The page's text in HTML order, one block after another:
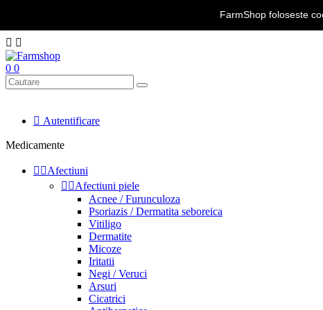
Transport Gratuit la comenzile peste 350 lei | Telefon: 0734.323.050
 
0 0
 Autentificare
Medicamente
 Afectiuni
 Afectiuni piele
Acnee / Furunculoza
Psoriazis / Dermatita seboreica
Vitiligo
Dermatite
Micoze
Iritatii
Negi / Veruci
Arsuri
Cicatrici
FarmShop foloseste